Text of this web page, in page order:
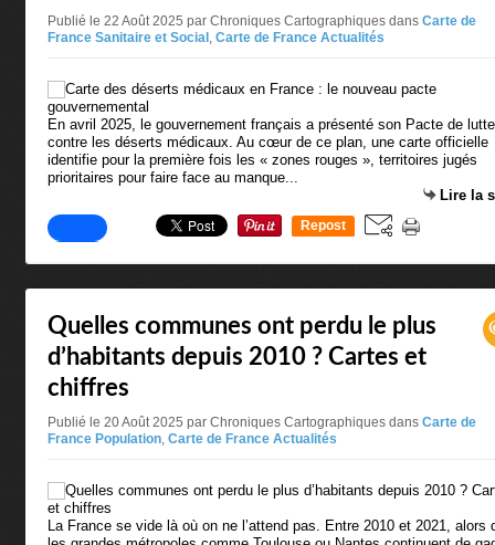
Publié le 22 Août 2025 par Chroniques Cartographiques dans Carte de
France Sanitaire et Social , Carte de France Actualités
En avril 2025, le gouvernement français a présenté son Pacte de lutte
contre les déserts médicaux. Au cœur de ce plan, une carte officielle
identifie pour la première fois les « zones rouges », territoires jugés
prioritaires pour faire face au manque...
Lire la
Repost
Quelles communes ont perdu le plus
d’habitants depuis 2010 ? Cartes et
chiffres
Publié le 20 Août 2025 par Chroniques Cartographiques dans Carte de
France Population, Carte de France Actualités
La France se vide là où on ne l’attend pas. Entre 2010 et 2021, alors